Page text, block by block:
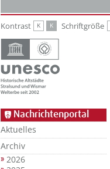
Kontrast K K Schriftgröße
Nachrichtenportal
Aktuelles
Archiv
2026